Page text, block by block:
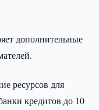
дополнительные
ресурсов для
кредитов до 10